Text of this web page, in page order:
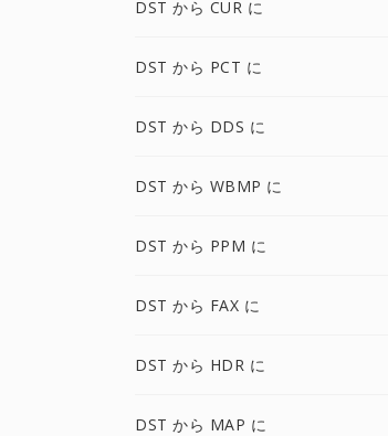
DST から CUR に
DST から PCT に
DST から DDS に
DST から WBMP に
DST から PPM に
DST から FAX に
DST から HDR に
DST から MAP に